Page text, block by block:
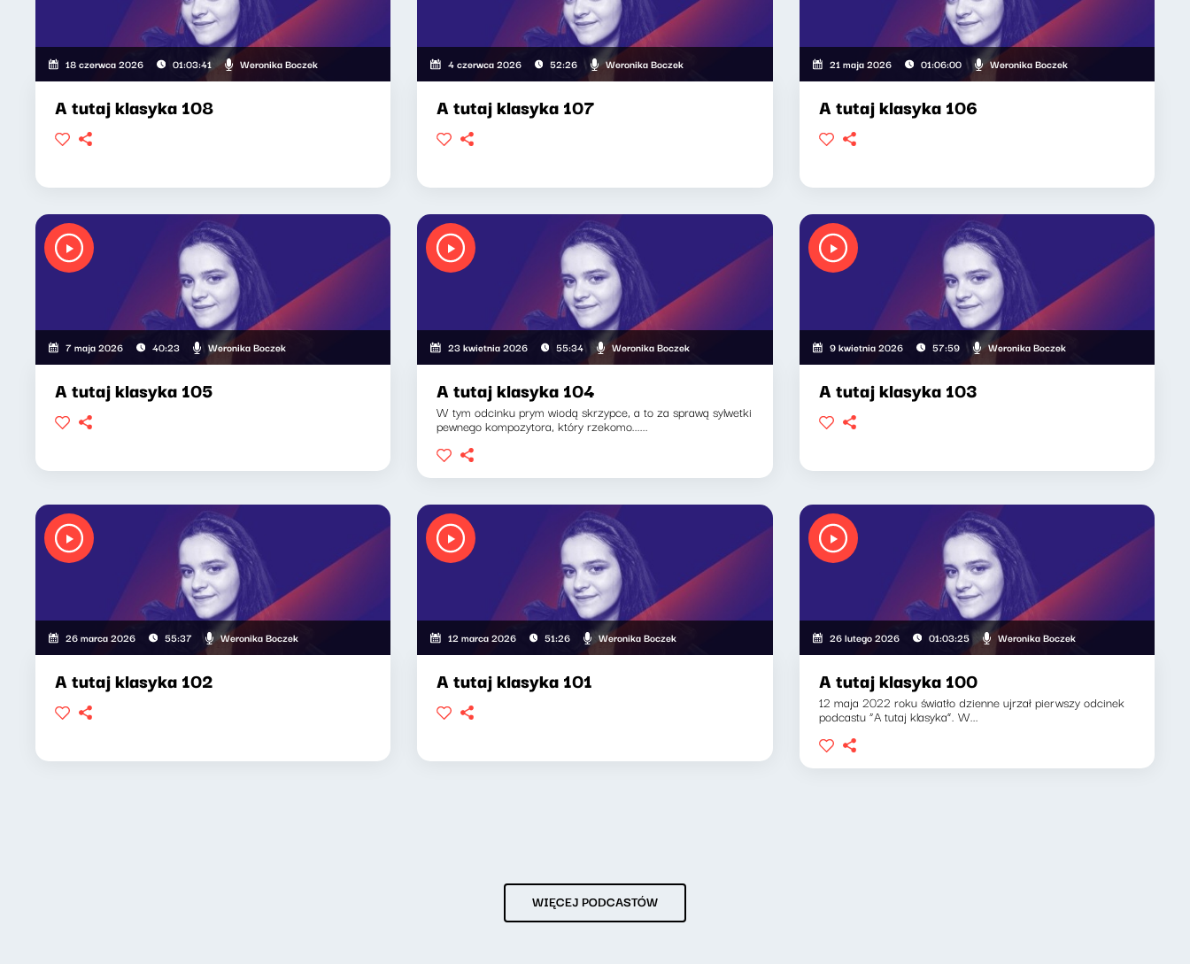
18 czerwca 2026 01:03:41 Weronika Boczek
A tutaj klasyka 108
4 czerwca 2026 52:26 Weronika Boczek
A tutaj klasyka 107
21 maja 2026 01:06:00 Weronika Boczek
A tutaj klasyka 106
7 maja 2026 40:23 Weronika Boczek
A tutaj klasyka 105
23 kwietnia 2026 55:34 Weronika Boczek
A tutaj klasyka 104
W tym odcinku prym wiodą skrzypce, a to za sprawą sylwetki
pewnego kompozytora, który rzekomo......
9 kwietnia 2026 57:59 Weronika Boczek
A tutaj klasyka 103
26 marca 2026 55:37 Weronika Boczek
A tutaj klasyka 102
12 marca 2026 51:26 Weronika Boczek
A tutaj klasyka 101
26 lutego 2026 01:03:25 Weronika Boczek
A tutaj klasyka 100
12 maja 2022 roku światło dzienne ujrzał pierwszy odcinek
podcastu “A tutaj klasyka”. W...
WIĘCEJ PODCASTÓW